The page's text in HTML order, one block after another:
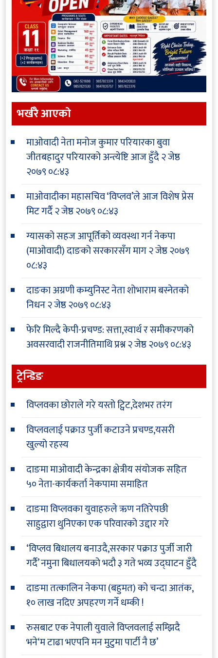
भर्खरै आएकाे
माओवादी नेता मनोज कुमार परियारका बुवा
जीतबहादुर परियारको अन्त्येष्टि आज हुँदै२ जेष्ठ
२०७९ ०८:४३
माओवादीका महासचिव ‘विप्लव’ले आज विशेष प्रेस
मिट गर्दै२ जेष्ठ २०७९ ०८:४३
ग्यासको सहज आपूर्तिको व्यवस्था गर्न नेकपा
(माओवादी) दाङको सरकारसँग माग२ जेष्ठ २०७९
०८:४३
दाङका अग्रणी कम्युनिस्ट नेता शोभाराम बस्नेतको
निधन२ जेष्ठ २०७९ ०८:४३
फेरि मिल्दै केपी-प्रचण्ड: सत्ता,स्वार्थ र समीकरणको
अवसरवादी राजनीतिमाथि प्रश्न२ जेष्ठ २०७९ ०८:४३
ट्रेन्डिङ
विप्लवका छोराले गरे यस्तो ट्विट,देशभर तरंग
विप्लवलाई पक्राउ पुर्जी कटाउने प्रचण्ड,यसरी
खुल्यो रहस्य
दाङमा माओवादी केन्द्रका क्षेत्रीय संयोजक सहित
५० नेता-कार्यकर्ता नेकपामा समाहित
दाङमा विप्लवका युवाहरुले ऋण नतिरेपछी
साहुद्वारा थुनिएका एक परिवारको उद्दार गरे
‘विप्लव बिधालय बनाउदै,सरकार पक्राउ पुर्जी जारी
गर्दै’ नमुना बिधालयको भदौ ३ गते भव्य उद्घाटन हुँदै
दाङमा तत्कालिन नेकपा (बहुमत) को चन्दा आतंक,
१० लाख नदिए अपहरण गर्ने धम्की !
रुसबाट एक नेपाली युवाले विप्लवलाई सम्झिदै
भने‘म टाढा भएपनि मन मुटुमा पार्टी नै छ’